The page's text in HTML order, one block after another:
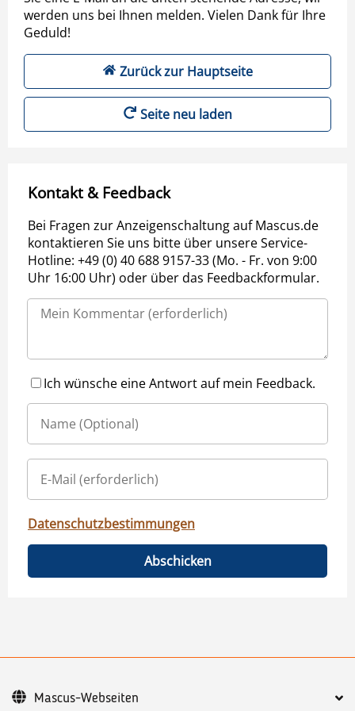
werden uns bei Ihnen melden. Vielen Dank für Ihre
Geduld!
Zurück zur Hauptseite
Seite neu laden
Kontakt & Feedback
Bei Fragen zur Anzeigenschaltung auf Mascus.de
kontaktieren Sie uns bitte über unsere Service-
Hotline: +49 (0) 40 688 9157-33 (Mo. - Fr. von 9:00
Uhr 16:00 Uhr) oder über das Feedbackformular.
Ich wünsche eine Antwort auf mein Feedback.
Datenschutzbestimmungen
Abschicken
Mascus-Webseiten